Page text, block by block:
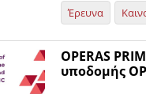
Έρευνα
OPERAS
υποδομής